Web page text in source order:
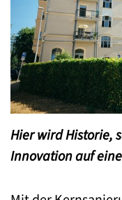
Hier wird Historie,
Innovation auf